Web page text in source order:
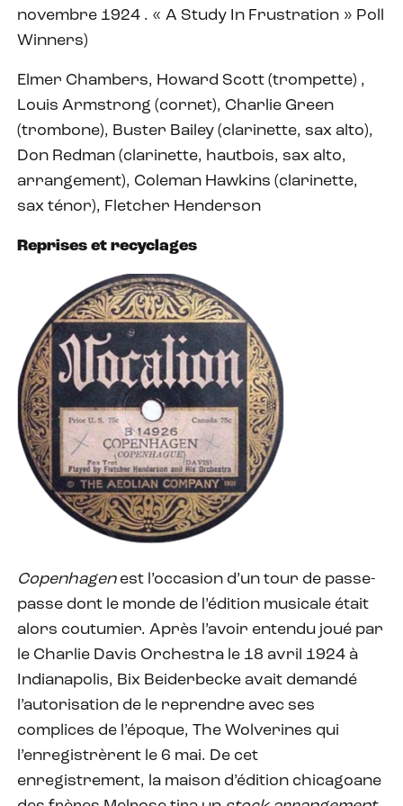
novembre 1924 . « A Study In Frustration » Poll
Winners)
Elmer Chambers, Howard Scott (trompette) ,
Louis Armstrong (cornet), Charlie Green
(trombone), Buster Bailey (clarinette, sax alto),
Don Redman (clarinette, hautbois, sax alto,
arrangement), Coleman Hawkins (clarinette,
sax ténor), Fletcher Henderson
Reprises et recyclages
Copenhagenest l’occasion d’un tour de passe-
passe dont le monde de l’édition musicale était
alors coutumier. Après l’avoir entendu joué par
le Charlie Davis Orchestra le 18 avril 1924 à
Indianapolis, Bix Beiderbecke avait demandé
l’autorisation de le reprendre avec ses
complices de l’époque, The Wolverines qui
l’enregistrèrent le 6 mai. De cet
enregistrement, la maison d’édition chicagoane